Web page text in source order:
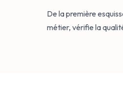
De la première
métier, vérifie la